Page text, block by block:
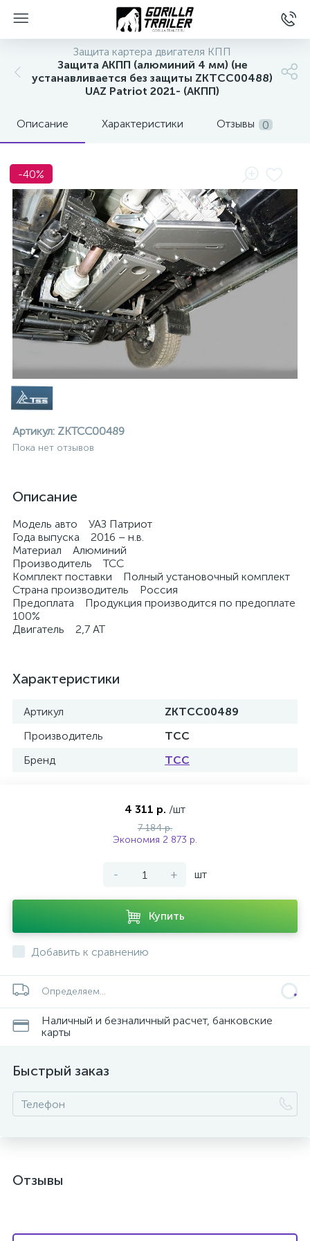
Защита картера двигателя КПП
Защита АКПП (алюминий 4 мм) (не
устанавливается без защиты ZKTCC00488)
UAZ Patriot 2021- (АКПП)
Описание Характеристики Отзывы 0
-40%
Артикул: ZKTCC00489
Пока нет отзывов
Описание
Модель авто УАЗ Патриот
Года выпуска 2016 – н.в.
Материал Алюминий
Производитель ТСС
Комплект поставки Полный установочный комплект
Страна производитель Россия
Предоплата Продукция производится по предоплате
100%
Двигатель 2,7 AT
Характеристики
Артикул
ZKTCC00489
Производитель
ТСС
Бренд
ТСС
4 311 р. /шт
7 184 р.
Экономия 2 873 р.
- + шт
Купить
Добавить к сравнению
Определяем...
Наличный и безналичный расчет, банковские
карты
Быстрый заказ
Отзывы